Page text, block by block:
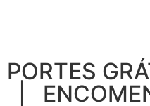
PORTES
|